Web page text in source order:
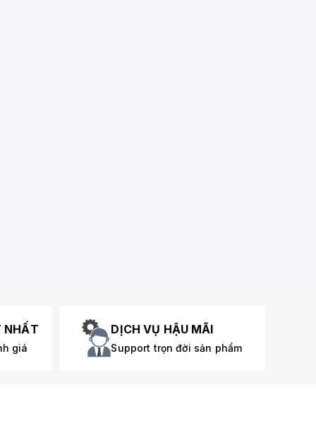
NHẤT
giá
DỊCH VỤ HẬU MÃI
Support trọn đời sản phẩm